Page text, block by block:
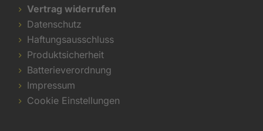
Vertrag widerrufen
Datenschutz
Haftungsausschluss
Produktsicherheit
Batterieverordnung
Impressum
Cookie Einstellungen